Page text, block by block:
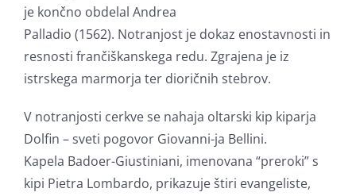
je končno obdelal Andrea
Palladio (1562). Notranjost je dokaz enostavnosti in
resnosti frančiškanskega redu. Zgrajena je iz
istrskega marmorja ter dioričnih stebrov.
V notranjosti cerkve se nahaja oltarski kip kiparja
Dolfin – sveti pogovor Giovanni-ja Bellini.
Kapela Badoer-Giustiniani, imenovana “preroki” s
kipi Pietra Lombardo, prikazuje štiri evangeliste,